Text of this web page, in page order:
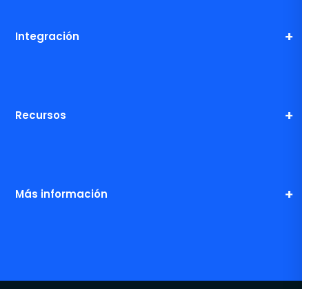
Integración
Recursos
Más información